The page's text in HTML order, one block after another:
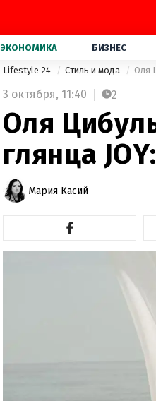
ЭКОНОМИКА БИЗНЕС
Lifestyle 24 Стиль и мода Оля
3 октября, 11:40 2
Оля
глянца
Мария Касий